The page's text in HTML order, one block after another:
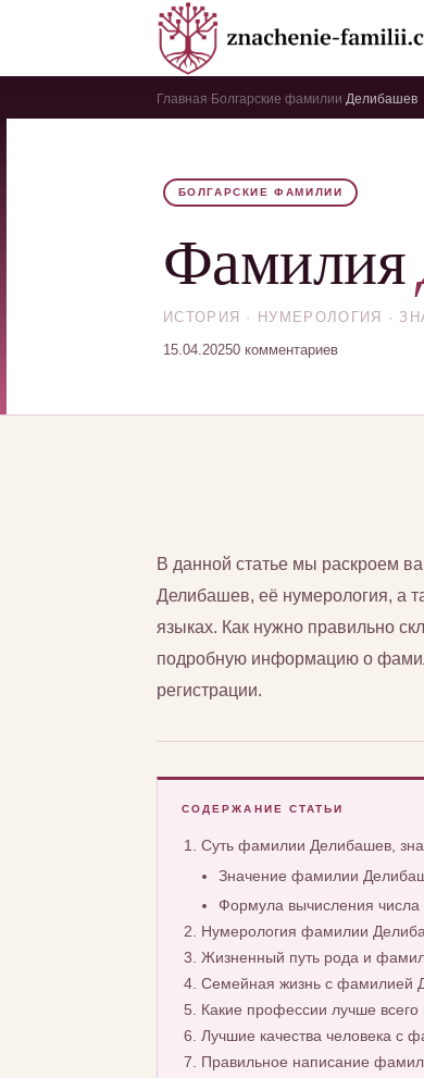
Главная Болгарские фамилии Делибашев
БОЛГАРСКИЕ ФАМИЛИИ
Фамилия
ИСТОРИЯ · НУМЕРОЛОГИЯ ·
15.04.20250 комментариев
В данной статье мы раскроем
Делибашев, её нумерология, а
языках. Как нужно правильно
подробную информацию о
регистрации.
СОДЕРЖАНИЕ СТАТЬИ
Суть фамилии Делибашев,
Значение фамилии
Формула вычисления
Нумерология фамилии
Жизненный путь рода и
Семейная жизнь с фамилией
Какие профессии лучше
Лучшие качества человека с
Правильное написание